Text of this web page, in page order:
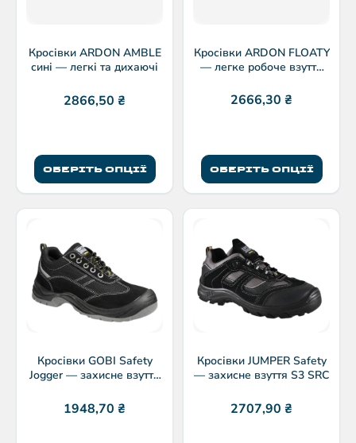
Кросівки ARDON AMBLE
сині — легкі та дихаючі
2866,50 ₴
ОБЕРІТЬ ОПЦІЇ
Кросівки ARDON FLOATY
— легке робоче взуття
2666,30 ₴
ОБЕРІТЬ ОПЦІЇ
Кросівки GOBI Safety
Jogger — захисне взуття
1948,70 ₴
Кросівки JUMPER Safety
— захисне взуття S3 SRC
2707,90 ₴